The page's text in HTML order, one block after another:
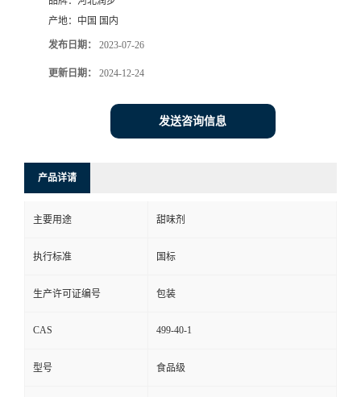
产地： 中国 国内
发布日期： 2023-07-26
更新日期： 2024-12-24
发送咨询信息
产品详请
主要用途 甜味剂
执行标准 国标
生产许可证编号 包装
CAS 499-40-1
型号 食品级